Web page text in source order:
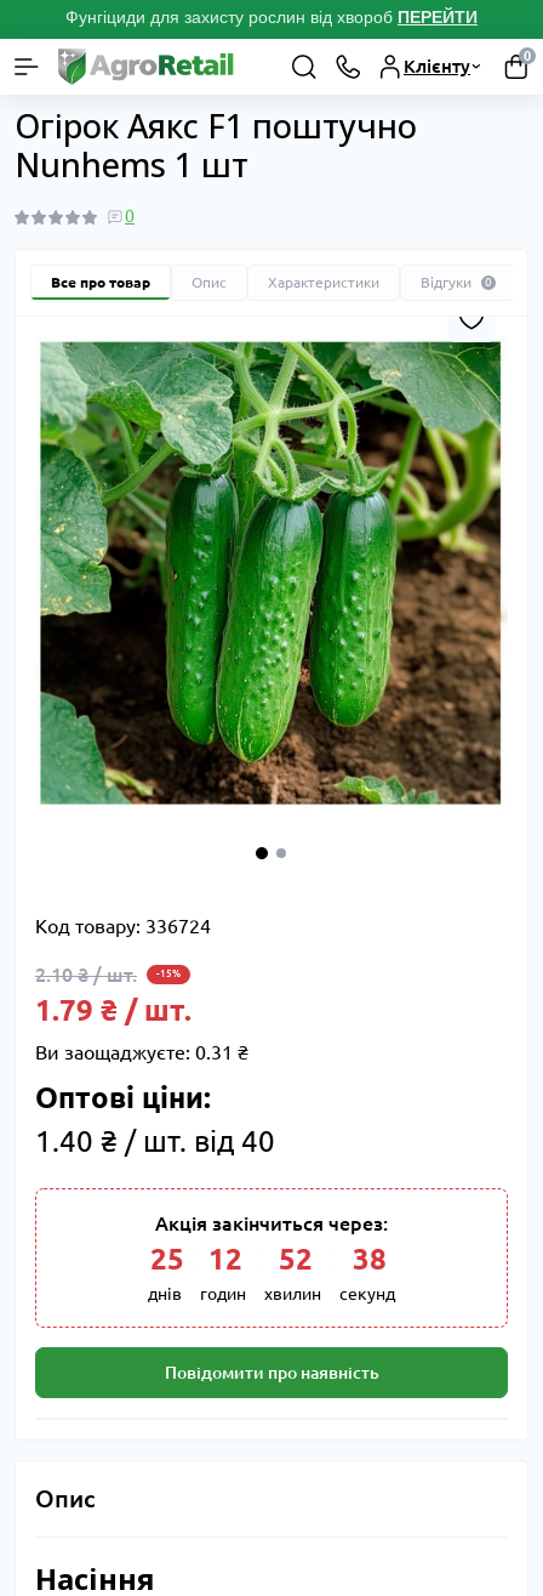
Фунгіциди для захисту рослин від хвороб ПЕРЕЙТИ
Клієнту
0
Каталог товарів Насіння Насіння овочів поштучно з
Огірок Аякс F1 поштучно
Nunhems 1 шт
0
Все про товар Опис Характеристики Відгуки 0
Код товару: 336724
2.10 ₴ / шт. -15%
1.79 ₴ / шт.
Ви заощаджуєте: 0.31 ₴
Оптові ціни:
1.40 ₴ / шт. від 40
Акція закінчиться через:
25
днів
12
годин
52
хвилин
37
секунд
Повідомити про наявність
Опис
Насіння